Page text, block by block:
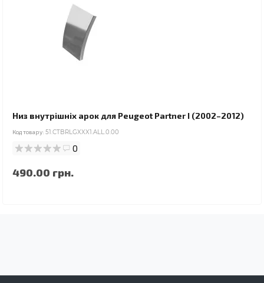
Низ внутрішніх арок для Peugeot Partner I (2002–2012)
Код товару: 51.CTBRLGXXX1.ALL.0.00
0
490.00 грн.